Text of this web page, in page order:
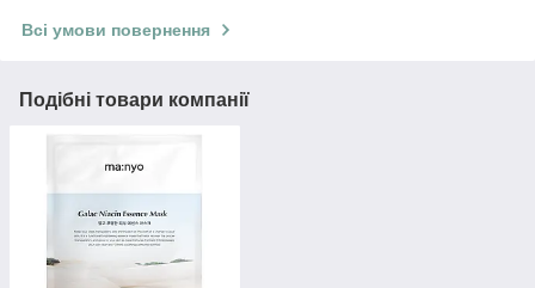
Всі умови повернення
Подібні товари компанії